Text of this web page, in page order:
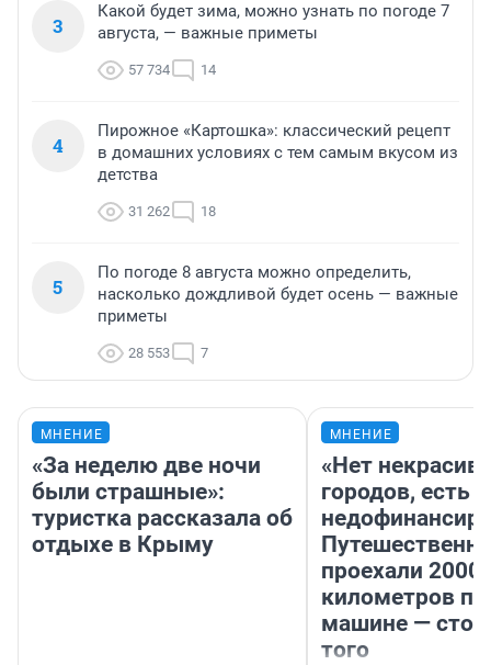
3
Какой будет зима, можно узнать по погоде 7
августа, — важные приметы
57 734 14
4
Пирожное «Картошка»: классический рецепт
в домашних условиях с тем самым вкусом из
детства
31 262 18
5
По погоде 8 августа можно определить,
насколько дождливой будет осень — важные
приметы
28 553 7
МНЕНИЕ
«За неделю две ночи
были страшные»:
туристка рассказала об
отдыхе в Крыму
МНЕНИЕ
«Нет
городов, есть
проехали 2000
километров по
машине —
того